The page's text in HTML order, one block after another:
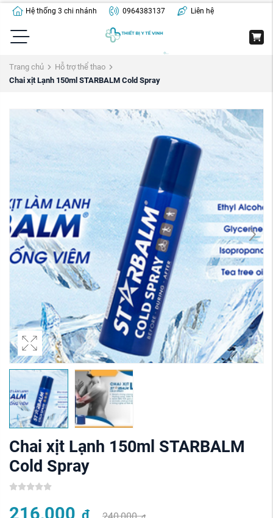
Hệ thống 3 chi nhánh 0964383137 Liên hệ
Trang chủ
Hỗ trợ thể thao
Chai xịt Lạnh 150ml STARBALM Cold Spray
Chai xịt Lạnh 150ml STARBALM
Cold Spray
216,000